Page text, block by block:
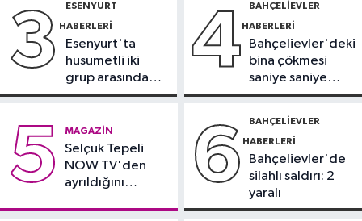
İstanbul Haberleri
şahsı bu yılın ilk 7 yılında yakalamış
durumdayız"
Sitesi'ndeki yangın söndürüldü: İş
yeri kullanılamaz hale geldi
3 ESENYURT
HABERLERI
Esenyurt'ta
husumetli iki
grup arasında
silahlı kavga
4 BAHÇELIEVLER
HABERLERI
Bahçelievler'deki
bina çökmesi
saniye saniye
görüntülendi
5 MAGAZIN
Selçuk Tepeli
NOW TV'den
ayrıldığını
6 BAHÇELIEVLER
HABERLERI
Bahçelievler'de
silahlı saldırı: 2
yaralı